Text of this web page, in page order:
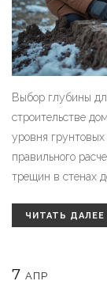
Выбор глубины
строительстве
уровня
правильного
трещин в стенах
определить
ЧИТАТЬ ДАЛЕЕ
7 АПР